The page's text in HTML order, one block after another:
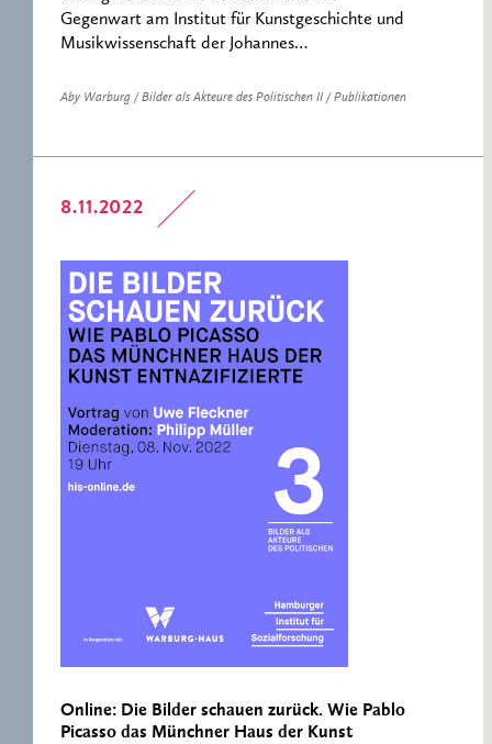
Gegenwart am Institut für Kunstgeschichte und
Musikwissenschaft der Johannes…
Aby Warburg / Bilder als Akteure des Politischen II / Publikationen
8.11.2022
Online: Die Bilder schauen zurück. Wie Pablo
Picasso das Münchner Haus der Kunst